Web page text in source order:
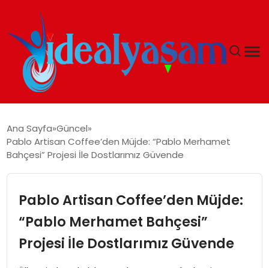
GÜNDEM
İDEAL SPOR
Ana Sayfa Güncel
Pablo Artisan Coffee’den Müjde: “Pablo Merhamet
Bahçesi” Projesi İle Dostlarımız Güvende
Pablo Artisan Coffee’den Müjde:
“Pablo Merhamet Bahçesi”
Projesi İle Dostlarımız Güvende